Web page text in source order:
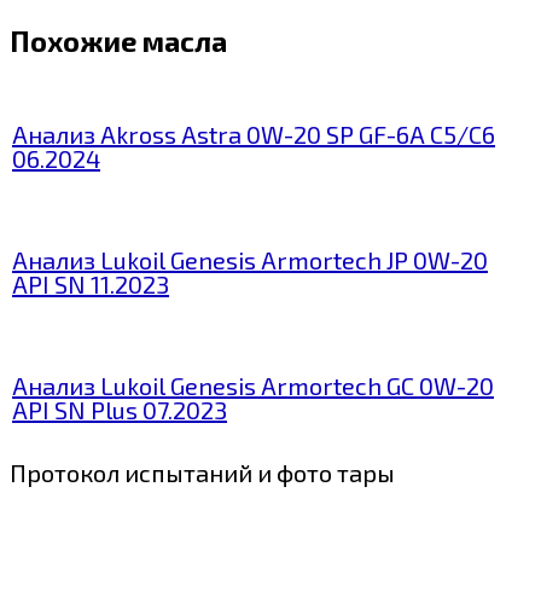
Похожие масла
Анализ Akross Astra 0W-20 SP GF-6A C5/C6
06.2024
Анализ Lukoil Genesis Armortech JP 0W-20
API SN 11.2023
Анализ Lukoil Genesis Armortech GC 0W-20
API SN Plus 07.2023
Протокол испытаний и фото тары